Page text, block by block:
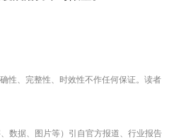
性、完整性、时效性不作任何保证。读者
数据、图片等）引自官方报道、行业报告